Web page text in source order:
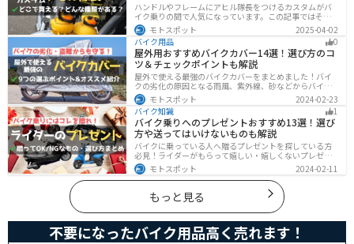
ハンドルやフレームにアヒル隊長をつけるカスタムがバ
イク乗りの間で人気になっています。この記事ではそん
なアヒル隊長について、どこで買えるのかどんな種類が
あるのか、バイクに付ける際の注意点などまとめまし
た。アヒル隊長でオリジナルカスタムをしたい人は参考
にしてください。
モトスポット
2025-04-02
バイク用品
0
屋外用おすすめバイクカバー14選！選び方のコ
ツ＆チェックポイントも解説
屋外で使える最強のバイクカバーをまとめました！バイ
クの劣化の原因となる雨風、紫外線、砂などからバイク
を守ることはもちろん、盗難やいたずら対策にもなりま
す。バイクカバーの選び方からオススメまでまとめまし
たので、カバーを探している人はぜひ参考にしてくださ
い。
モトスポット
2024-02-23
バイク知識
1
バイク乗りへのプレゼントおすすめ13選！選び
方や送ってはいけないものも解説
バイクに乗っている人へ贈るプレゼントを探している方
必見！ライダーがもらって嬉しい・嬉しくないプレゼン
トをまとめました。選び方やオススメのプレゼントも紹
介していますので、プレゼント選びの参考にしてくださ
い。
モトスポット 2024-02-11
もっと見る
不要になったバイク用品高く売れます！